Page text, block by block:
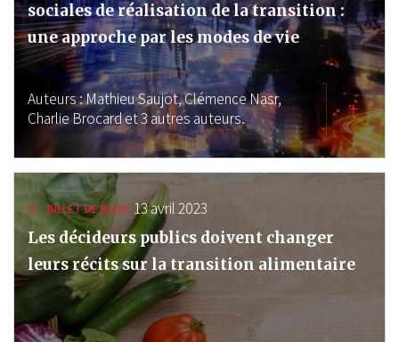
sociales de réalisation de la transition :
une approche par les modes de vie
Auteurs :Mathieu Saujot,Clémence Nasr,
Charlie Brocardet 3 autres auteurs.
BILLET DE BLOG 13 avril 2023
Les décideurs publics doivent changer
leurs récits sur la transition alimentaire